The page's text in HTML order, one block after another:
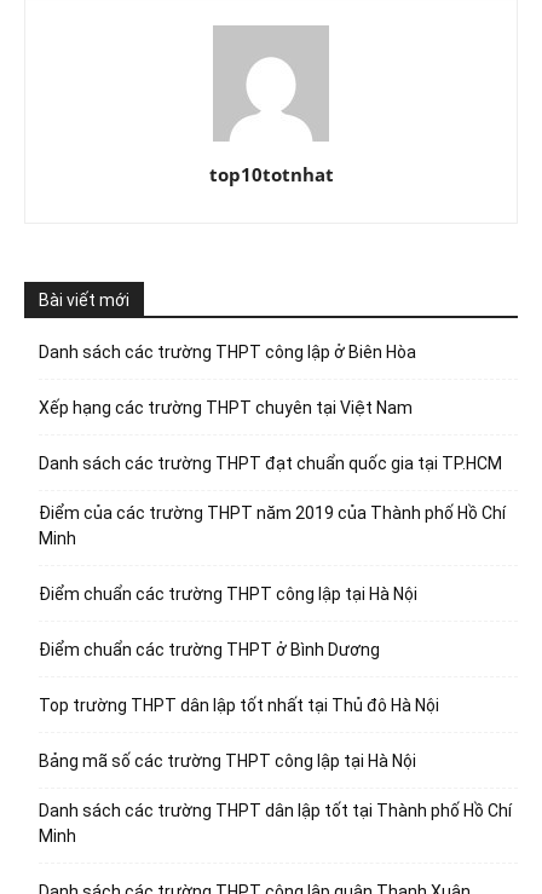
top10totnhat
Bài viết mới
Danh sách các trường THPT công lập ở Biên Hòa
Xếp hạng các trường THPT chuyên tại Việt Nam
Danh sách các trường THPT đạt chuẩn quốc gia tại TP.HCM
Điểm của các trường THPT năm 2019 của Thành phố Hồ Chí
Minh
Điểm chuẩn các trường THPT công lập tại Hà Nội
Điểm chuẩn các trường THPT ở Bình Dương
Top trường THPT dân lập tốt nhất tại Thủ đô Hà Nội
Bảng mã số các trường THPT công lập tại Hà Nội
Danh sách các trường THPT dân lập tốt tại Thành phố Hồ Chí
Minh